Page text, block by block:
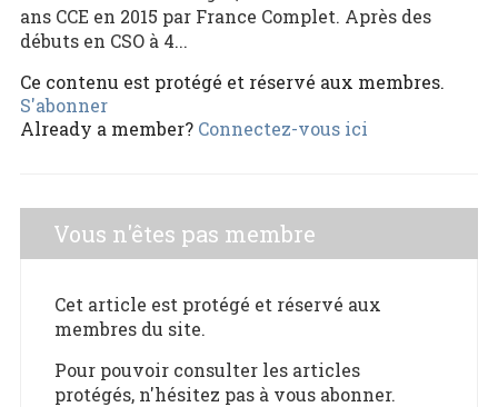
ans CCE en 2015 par France Complet. Après des
débuts en CSO à 4...
Ce contenu est protégé et réservé aux membres.
S'abonner
Already a member? Connectez-vous ici
Vous n'êtes pas membre
Cet article est protégé et réservé aux
membres du site.
Pour pouvoir consulter les articles
protégés, n'hésitez pas à vous abonner.